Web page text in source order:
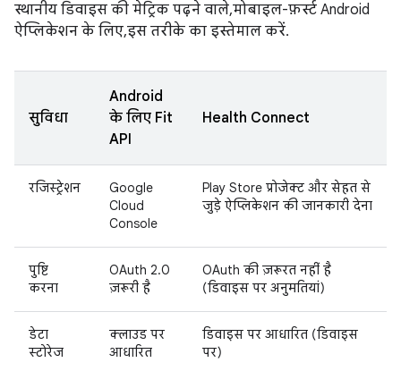
स्थानीय डिवाइस की मेट्रिक पढ़ने वाले, मोबाइल-फ़र्स्ट Android
ऐप्लिकेशन के लिए, इस तरीके का इस्तेमाल करें.
सुविधा
Android
के लिए Fit
API
Health Connect
रजिस्ट्रेशन
Google
Cloud
Console
Play Store प्रोजेक्ट और सेहत से
जुड़े ऐप्लिकेशन की जानकारी देना
पुष्टि
करना
OAuth 2.0
ज़रूरी है
OAuth की ज़रूरत नहीं है
(डिवाइस पर अनुमतियां)
डेटा
स्टोरेज
क्लाउड पर
आधारित
डिवाइस पर आधारित (डिवाइस
पर)